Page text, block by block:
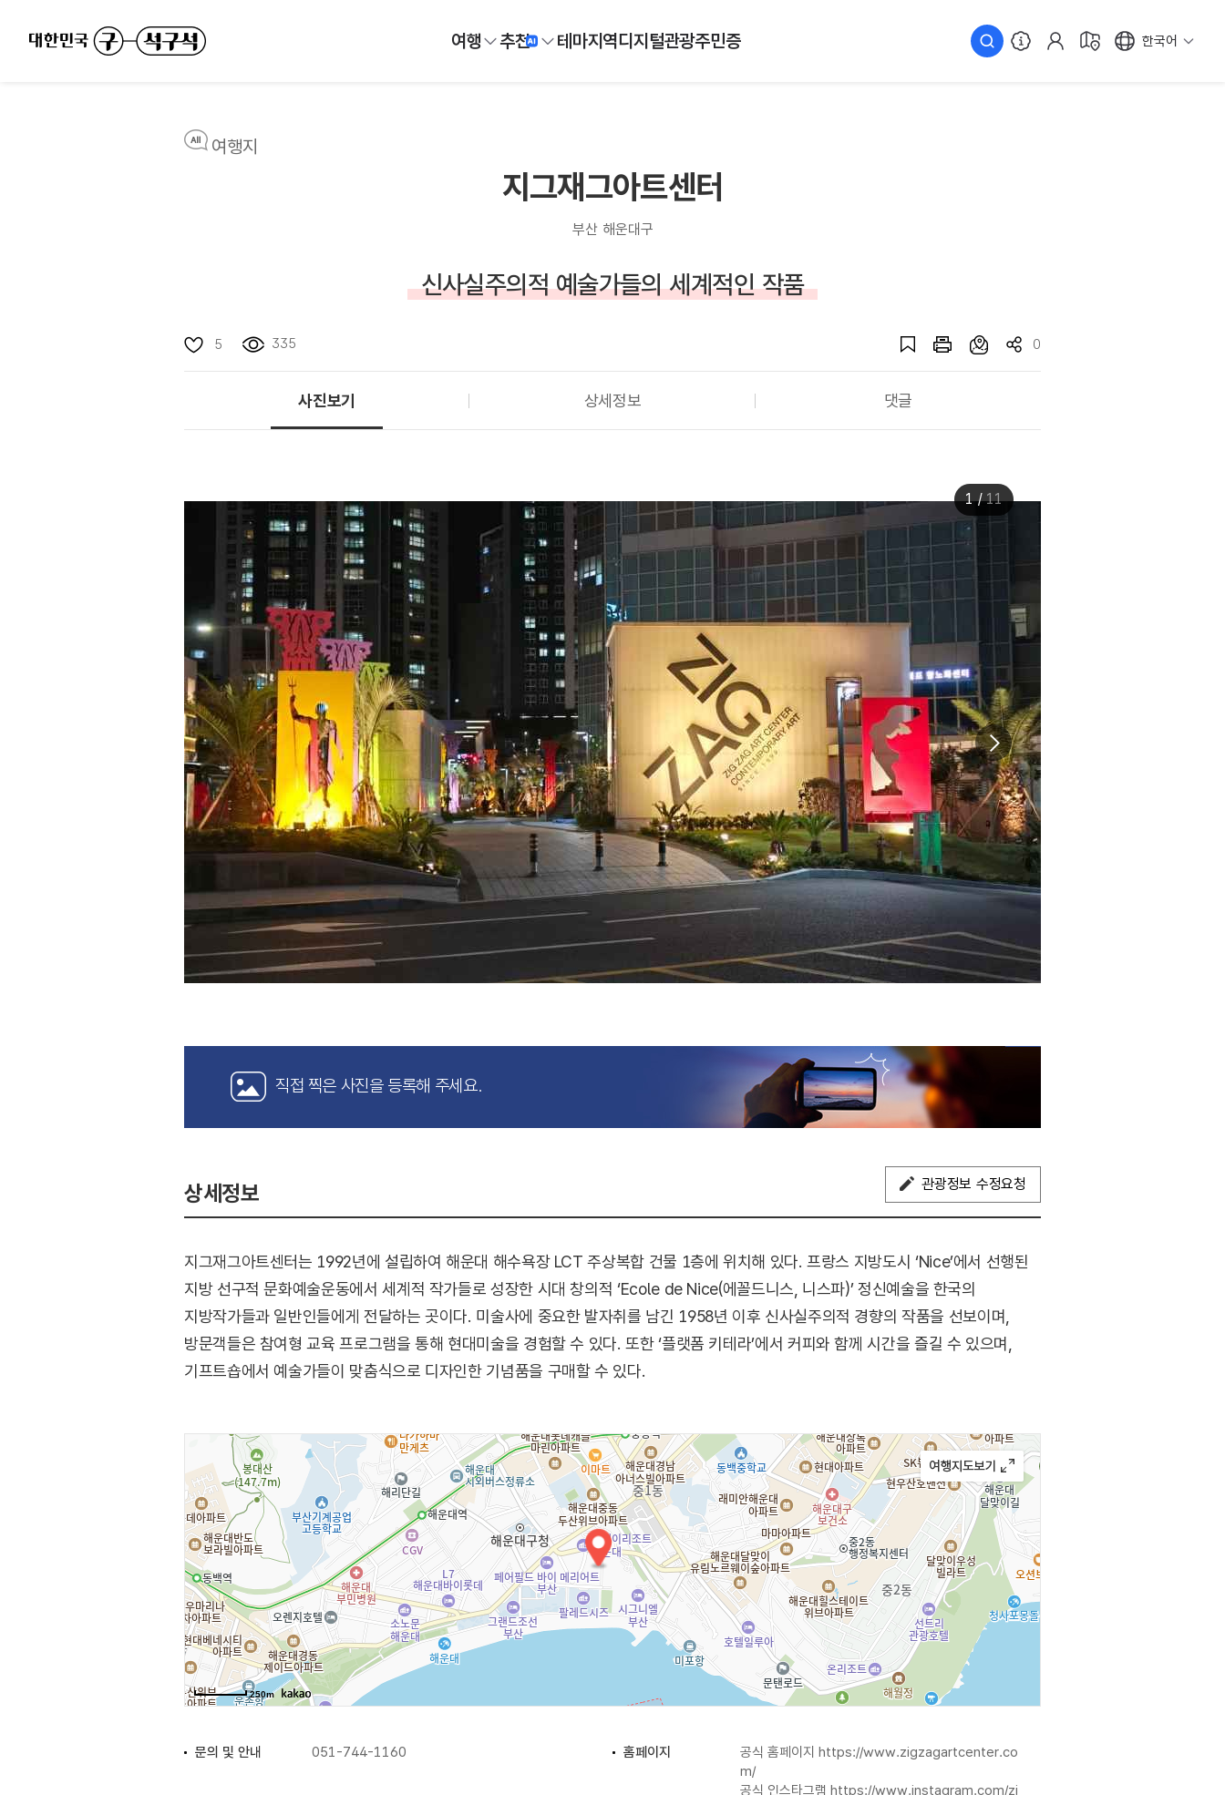
여행 추천 테마지역디지털관광주민증 한국어
여행지
지그재그아트센터
부산 해운대구
신사실주의적 예술가들의 세계적인 작품
5 335 0
사진보기 상세정보 댓글
1/11
직접 찍은 사진을 등록해 주세요.
상세정보 관광정보 수정요청
지그재그아트센터는 1992년에 설립하여 해운대 해수욕장 LCT 주상복합 건물 1층에 위치해 있다. 프랑스 지방도시 ‘Nice’에서 선행된
지방 선구적 문화예술운동에서 세계적 작가들로 성장한 시대 창의적 ‘Ecole de Nice(에꼴드니스, 니스파)’ 정신예술을 한국의
지방작가들과 일반인들에게 전달하는 곳이다. 미술사에 중요한 발자취를 남긴 1958년 이후 신사실주의적 경향의 작품을 선보이며,
방문객들은 참여형 교육 프로그램을 통해 현대미술을 경험할 수 있다. 또한 ‘플랫폼 키테라’에서 커피와 함께 시간을 즐길 수 있으며,
기프트숍에서 예술가들이 맞춤식으로 디자인한 기념품을 구매할 수 있다.
250m
문의 및 안내 051-744-1160 홈페이지 공식 홈페이지 https://www.zigzagartcenter.co
m/
공식 인스타그램 https://www.instagram.com/zi